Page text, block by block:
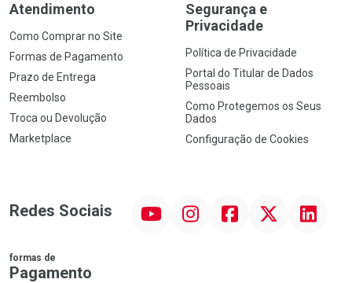
Atendimento
Como Comprar no Site
Formas de Pagamento
Prazo de Entrega
Reembolso
Troca ou Devolução
Marketplace
Segurança e
Privacidade
Política de Privacidade
Portal do Titular de Dados
Pessoais
Como Protegemos os Seus
Dados
Configuração de Cookies
Redes Sociais InstagramFacebookTwitter Linkedin
formas de
Pagamento